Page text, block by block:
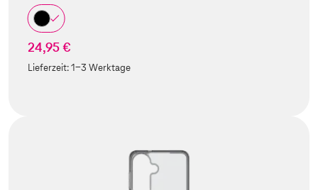
24,95 €
Lieferzeit:1-3 Werktage